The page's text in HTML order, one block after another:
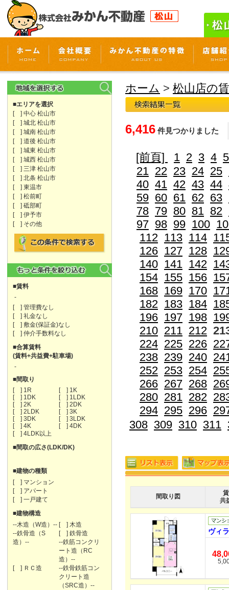
■エリアを選択
[ ] 中心 松山市
[ ] 城北 松山市
[ ] 城南 松山市
[ ] 道後 松山市
[ ] 城東 松山市
[ ] 城西 松山市
[ ] 三津 松山市
[ ] 北条 松山市
[ ] 東温市
[ ] 松前町
[ ] 砥部町
[ ] 伊予市
[ ] その他
■賃料
-
[ ] 管理費なし
[ ] 礼金なし
[ ] 敷金(保証金)なし
[ ] 仲介手数料なし
■合算賃料
(賃料+共益費+駐車場)
-
■間取り
[ ] 1R
[ ] 1K
[ ] 1DK
[ ] 1LDK
[ ] 2K
[ ] 2DK
[ ] 2LDK
[ ] 3K
[ ] 3DK
[ ] 3LDK
[ ] 4K
[ ] 4DK
[ ] 4LDK以上
■間取の広さ(LDK/DK)
■建物の種類
[ ] マンション
[ ] アパート
[ ] 一戸建て
■建物構造
--木造（W造）-- [ ] 木造
--鉄骨造（S
造）--
[ ] 鉄骨造
--鉄筋コンクリ
ート造（RC
造）--
[ ] ＲＣ造
--鉄骨鉄筋コン
クリート造
（SRC造）--
ホーム > 松山店の
6,416 件見つかりました
[前頁] 1 2 3 4 5
21 22 23 24 25
40 41 42 43 44
59 60 61 62 63
78 79 80 81 82
97 98 99 100
112 113 114
126 127 128
140 141 142
154 155 156
168 169 170
182 183 184
196 197 198
210 211 212
224 225 226
238 239 240
252 253 254
266 267 268
280 281 282
294 295 296
308 309 310 311
間取り図
共
ヴィ